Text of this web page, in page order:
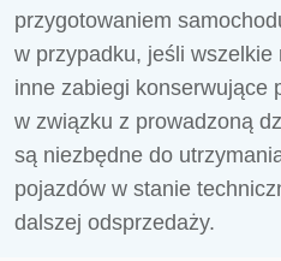
przygotowaniem
w przypadku, jeśli
inne zabiegi konserwujące
w związku z prowadzoną
są niezbędne do
pojazdów w stanie
dalszej odsprzedaży.